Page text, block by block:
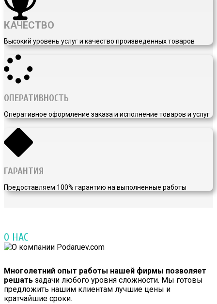
КАЧЕСТВО
Высокий уровень услуг и качество произведенных товаров
ОПЕРАТИВНОСТЬ
Оперативное оформление заказа и исполнение товаров и услуг
ГАРАНТИЯ
Предоставляем 100% гарантию на выполненные работы
О НАС
Многолетний опыт работы нашей фирмы позволяет
решать задачи любого уровня сложности. Мы готовы
предложить нашим клиентам лучшие цены и
кратчайшие сроки.